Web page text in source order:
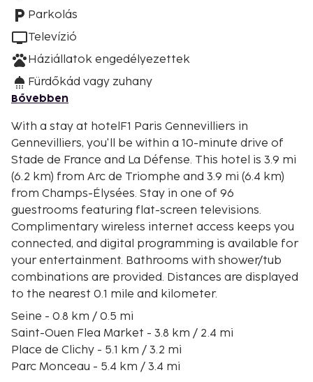
Parkolás
Televízió
Háziállatok engedélyezettek
Fürdőkád vagy zuhany
Bővebben
With a stay at hotelF1 Paris Gennevilliers in
Gennevilliers, you'll be within a 10-minute drive of
Stade de France and La Défense. This hotel is 3.9 mi
(6.2 km) from Arc de Triomphe and 3.9 mi (6.4 km)
from Champs-Élysées. Stay in one of 96
guestrooms featuring flat-screen televisions.
Complimentary wireless internet access keeps you
connected, and digital programming is available for
your entertainment. Bathrooms with shower/tub
combinations are provided. Distances are displayed
to the nearest 0.1 mile and kilometer.
Seine - 0.8 km / 0.5 mi
Saint-Ouen Flea Market - 3.8 km / 2.4 mi
Place de Clichy - 5.1 km / 3.2 mi
Parc Monceau - 5.4 km / 3.4 mi